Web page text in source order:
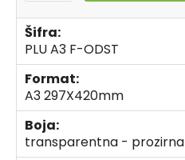
Šifra:
PLU A3 F-ODST
Format:
A3 297X420mm
Boja:
transparentna - prozirna